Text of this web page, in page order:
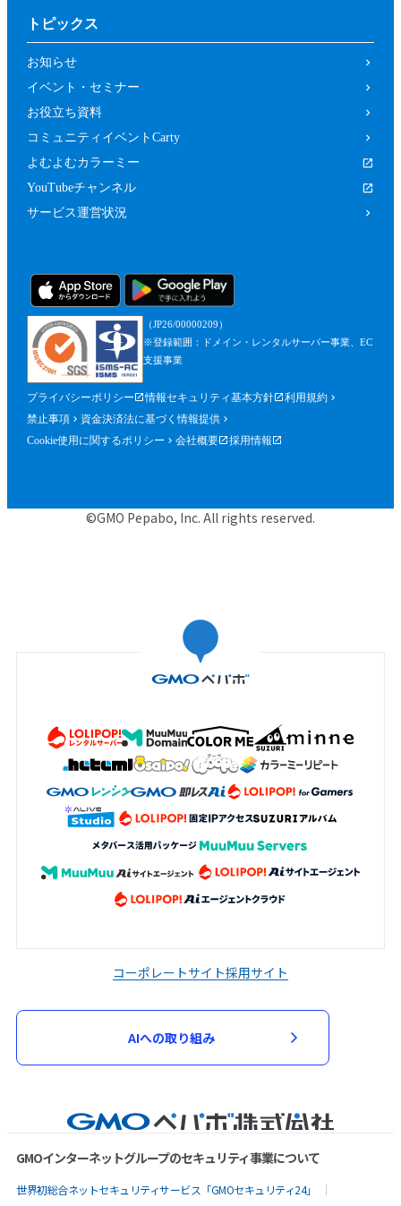
トピックス
お知らせ
イベント・セミナー
お役立ち資料
コミュニティイベントCarty
よむよむカラーミー
YouTubeチャンネル
サービス運営状況
（JP26/00000209）
※登録範囲：ドメイン・レンタルサーバー事業、EC
支援事業
プライバシーポリシー 情報セキュリティ基本方針
利用規約
禁止事項
資金決済法に基づく情報提供
Cookie使用に関するポリシー
会社概要 採用情報
©GMO Pepabo, Inc. All rights reserved.
コーポレートサイト採用サイト
AIへの取り組み
GMOインターネットグループのセキュリティ事業について
世界初総合ネットセキュリティサービス「GMOセキュリティ24」